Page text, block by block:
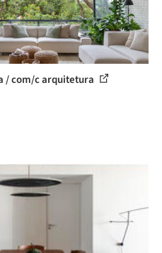
/ com/c arquitetura